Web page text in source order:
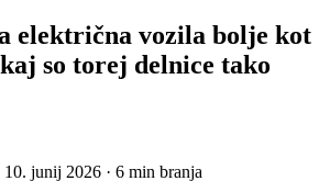
električna vozila bolje kot
so torej delnice tako
10. junij 2026 · 6 min branja